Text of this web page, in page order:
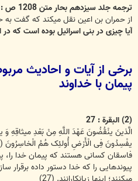
ترجمه جلد سیزدهم بحار متن 1208 ص : 1200
از حمران بن اعین نقل میکند که گفت به
آیا چیزی در بنی اسرائیل بوده است که
برخی از آیات و احادیث
پیمان با خداوند
(2) البقرة : 27
الَّذینَ ینْقُضُونَ عَهْدَ اللَّهِ مِنْ بَعْدِ میثاقِهِ وَ
یفْسِدُونَ فِی الْأَرْضِ أُولئِک هُمُ الْخاسِرُونَ (27)
فاسقان کسانی هستند که پیمان خدا
پیوندهایی را که خدا دستور داده برقرار